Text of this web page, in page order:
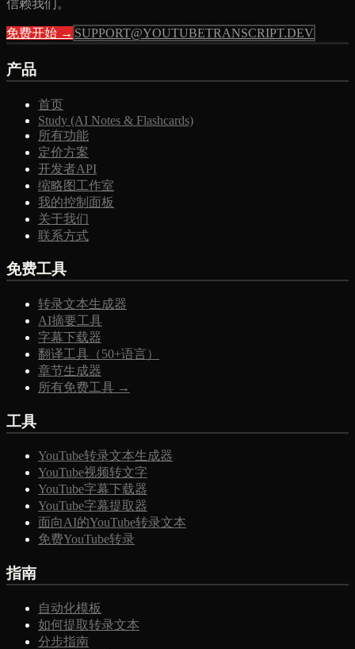
信赖我们。
免费开始 → SUPPORT@YOUTUBETRANSCRIPT.DEV
产品
首页
Study (AI Notes & Flashcards)
所有功能
定价方案
开发者API
缩略图工作室
我的控制面板
关于我们
联系方式
免费工具
转录文本生成器
AI摘要工具
字幕下载器
翻译工具（50+语言）
章节生成器
所有免费工具 →
工具
YouTube转录文本生成器
YouTube视频转文字
YouTube字幕下载器
YouTube字幕提取器
面向AI的YouTube转录文本
免费YouTube转录
指南
自动化模板
如何提取转录文本
分步指南